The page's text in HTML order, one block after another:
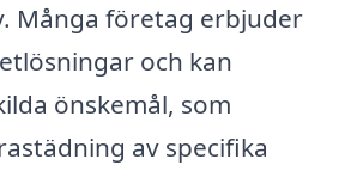
Många företag erbjuder
och kan
önskemål, som
av specifika